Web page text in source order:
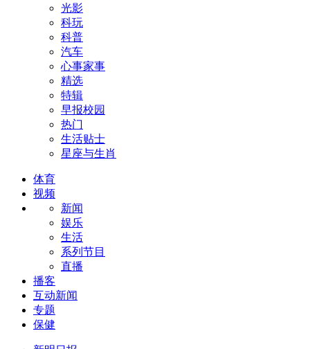
光影
科玩
科普
汽车
心事家事
精选
特辑
早报校园
热门
生活贴士
星座与生肖
体育
视频
新闻
娱乐
生活
系列节目
直播
播客
互动新闻
专题
保健